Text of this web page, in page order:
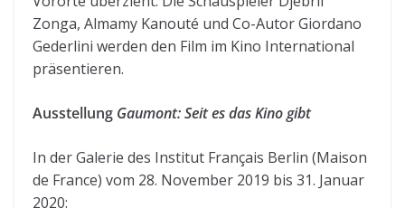
Zonga, Almamy Kanouté und Co-Autor Giordano
Gederlini werden den Film im Kino International
präsentieren.
Ausstellung Gaumont: Seit es das Kino gibt
In der Galerie des Institut Français Berlin (Maison
de France) vom 28. November 2019 bis 31. Januar
2020: